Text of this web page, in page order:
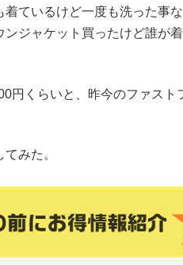
ているけど一度も洗った事
ジャケット買ったけど誰が
円くらいと、昨今のファスト
みた。